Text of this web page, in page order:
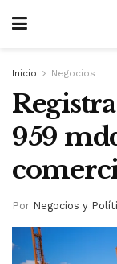
Inicio Negocios
959
Por Negocios y